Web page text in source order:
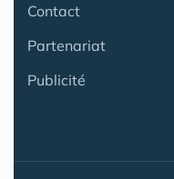
Contact
Partenariat
Publicité